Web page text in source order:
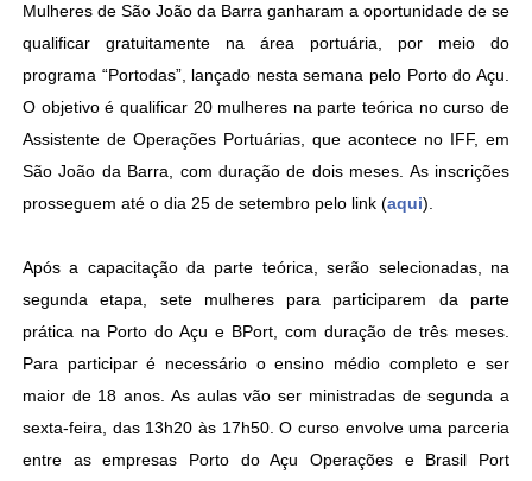
Mulheres de São João da Barra ganharam a oportunidade de se
qualificar gratuitamente na área portuária, por meio do
programa “Portodas”, lançado nesta semana pelo Porto do Açu.
O objetivo é qualificar 20 mulheres na parte teórica no curso de
Assistente de Operações Portuárias, que acontece no IFF, em
São João da Barra, com duração de dois meses. As inscrições
prosseguem até o dia 25 de setembro pelo link (aqui).
Após a capacitação da parte teórica, serão selecionadas, na
segunda etapa, sete mulheres para participarem da parte
prática na Porto do Açu e BPort, com duração de três meses.
Para participar é necessário o ensino médio completo e ser
maior de 18 anos. As aulas vão ser ministradas de segunda a
sexta-feira, das 13h20 às 17h50. O curso envolve uma parceria
entre as empresas Porto do Açu Operações e Brasil Port